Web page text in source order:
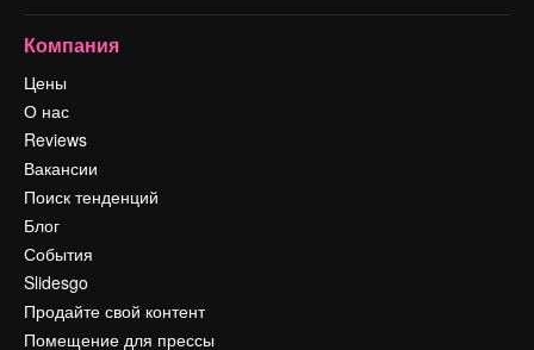
Компания
Цены
О нас
Reviews
Вакансии
Поиск тенденций
Блог
События
Slidesgo
Продайте свой контент
Помещение для прессы